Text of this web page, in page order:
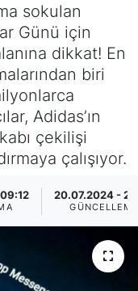
sokulan
Günü için
dikkat! En
biri
Adidas’ın
çekilişi
çalışıyor.
20.07.2024 -